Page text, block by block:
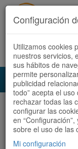
Accedeix
Audioruta Totes les
Totes les
Configuración
Utilizamos cookies
nuestros servicios,
sus hábitos de
permite
publicidad
todo” acepta el
rechazar todas las
configurar las
en
sobre el uso de las
Mi configuración